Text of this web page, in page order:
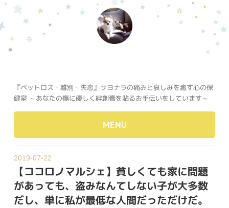
『ペットロス・離別・失恋』サヨナラの痛みと哀しみを癒す心の保
健室 ～あなたの傷に優しく絆創膏を貼るお手伝いをしています～
MENU
2019-07-22
【ココロノマルシェ】貧しくても家に問題
があっても、盗みなんてしない子が大多数
だし、単に私が最低な人間だっただけだ。